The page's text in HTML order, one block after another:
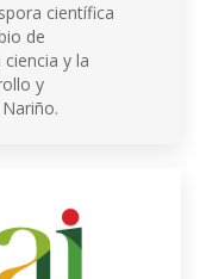
científica
de
y la
y